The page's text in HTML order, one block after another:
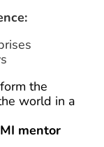
the
world in a
mentor